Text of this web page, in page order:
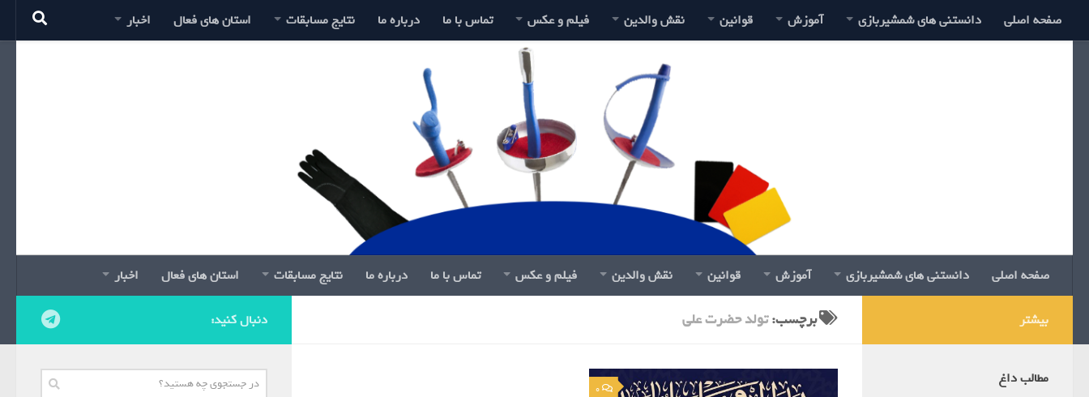
صفحه اصلی دانستنی های شمشیربازی آموزش قوانین نقش والدین فیلم و عکس تماس با ما درباره ما نتایج مسابقات استان های فعال اخبار
صفحه اصلی دانستنی های شمشیربازی آموزش قوانین نقش والدین فیلم و عکس تماس با ما درباره ما نتایج مسابقات استان های فعال اخبار
برچسب:تولد حضرت علی
0
دنبال کنید: بیشتر
مطالب داغ